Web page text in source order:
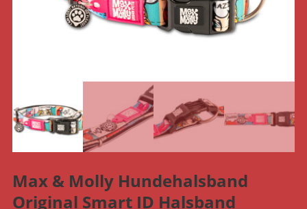
Max & Molly Hundehalsband
Original Smart ID Halsband